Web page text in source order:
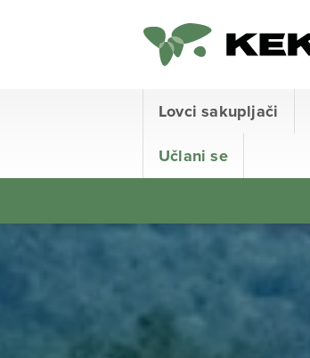
Lovci sakupljači
Učlani se